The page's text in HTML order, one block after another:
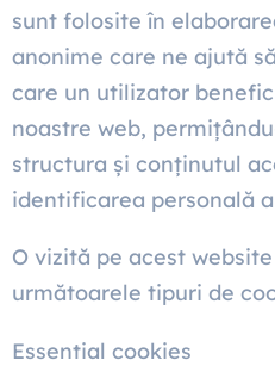
sunt folosite în
anonime care ne ajută
care un utilizator
noastre web,
structura și conținutul
identificarea personală
O vizită pe acest
următoarele tipuri de
Essential cookies